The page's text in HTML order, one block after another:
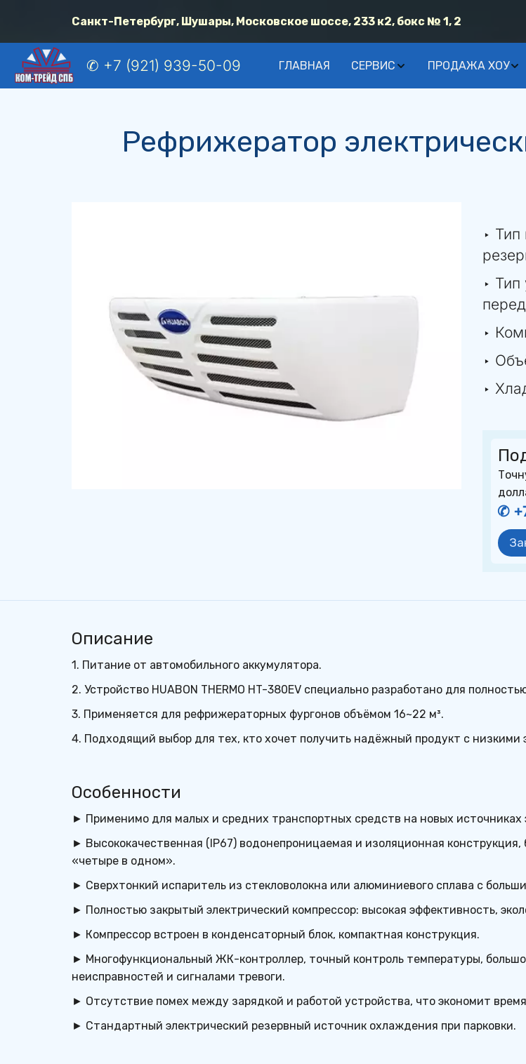
Санкт-Петербург, Шушары, Московское шоссе, 233 к2, бокс № 1, 2
✆ +7 (921) 939-50-09 ГЛАВНАЯ СЕРВИС ПРОДАЖА ХОУ
Рефрижератор
‣
‣
‣
‣
‣
✆
Описание
1. Питание от автомобильного аккумулятора.
2. Устройство HUABON THERMO HT-380EV специально разработано для
3. Применяется для рефрижераторных фургонов объёмом 16~22 м³.
4. Подходящий выбор для тех, кто хочет получить надёжный продукт с низкими
Особенности
► Применимо для малых и средних транспортных средств на новых источниках
► Высококачественная (IP67) водонепроницаемая и изоляционная конструкция,
«четыре в одном».
► Сверхтонкий испаритель из стекловолокна или алюминиевого сплава с
► Полностью закрытый электрический компрессор: высокая эффективность,
► Компрессор встроен в конденсаторный блок, компактная конструкция.
► Многофункциональный ЖК-контроллер, точный контроль температуры,
неисправностей и сигналами тревоги.
► Отсутствие помех между зарядкой и работой устройства, что экономит
► Стандартный электрический резервный источник охлаждения при парковки.